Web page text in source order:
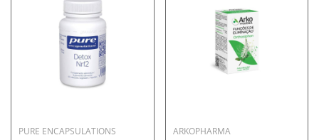
PURE ENCAPSULATIONS ARKOPHARMA